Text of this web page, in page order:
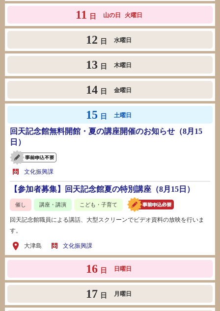
11 日 山の日 火曜日
12 日 水曜日
13 日 木曜日
14 日 金曜日
15 日 土曜日
回天記念館無料開館・夏の講座開催のお知らせ（8月15
日）
文化振興課
【参加者募集】回天記念館夏の特別講座（8月15日）
催し 講座・講演 こども・子育て
回天記念館職員による講話、大型スクリーンでビデオ資料の放映を行いま
す。
大津島 文化振興課
16 日 日曜日
17 日 月曜日